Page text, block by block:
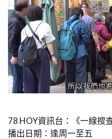
78 HOY資訊台：《一線搜查
播出日期：逢周一至五